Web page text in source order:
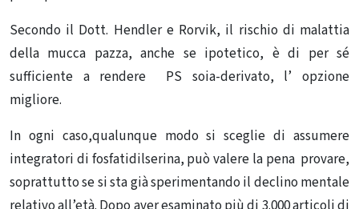
Secondo il Dott. Hendler e Rorvik, il rischio di malattia
della mucca pazza, anche se ipotetico, è di per sé
sufficiente a rendere PS soia-derivato, l’ opzione
migliore.
In ogni caso,qualunque modo si sceglie di assumere
integratori di fosfatidilserina, può valere la pena provare,
soprattutto se si sta già sperimentando il declino mentale